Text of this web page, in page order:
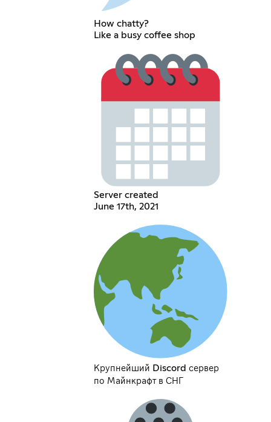
How chatty?
Like a busy coffee shop
Server created
June 17th, 2021
Крупнейший Discord сервер
по Майнкрафт в СНГ